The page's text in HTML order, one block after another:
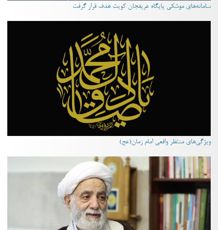
سامانه‌های موشکی پایگاه عریفجان کویت هدف قرار گرفت
ویژگی‌های منتظر واقعی امام زمان(عج)